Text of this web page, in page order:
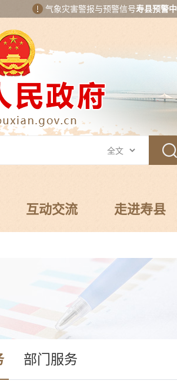
气象灾害警报与预警信号寿县预警中
互动交流 走进寿县
部门服务